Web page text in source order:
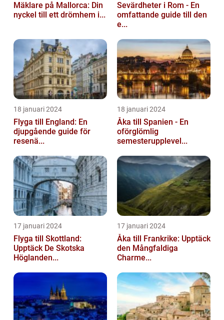
Mäklare på Mallorca: Din
nyckel till ett drömhem i...
Sevärdheter i Rom - En
omfattande guide till den
e...
18 januari 2024
Flyga till England: En
djupgående guide för
resenä...
18 januari 2024
Åka till Spanien - En
oförglömlig
semesterupplevel...
17 januari 2024
Flyga till Skottland:
Upptäck De Skotska
Höglanden...
17 januari 2024
Åka till Frankrike: Upptäck
den Mångfaldiga
Charme...